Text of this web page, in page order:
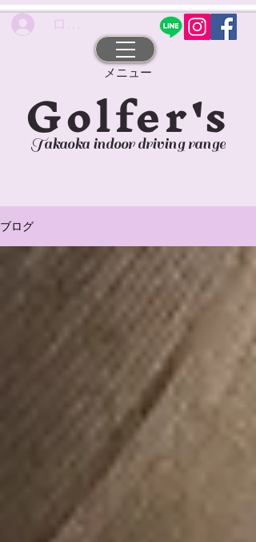
ログイン
Golfer's
Takaoka indoor driving range
​メニュー
ブログ